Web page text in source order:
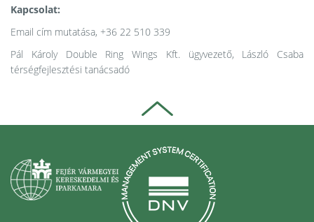
Kapcsolat:
Email cím mutatása, +36 22 510 339
Pál Károly Double Ring Wings Kft. ügyvezető, László Csaba
térségfejlesztési tanácsadó